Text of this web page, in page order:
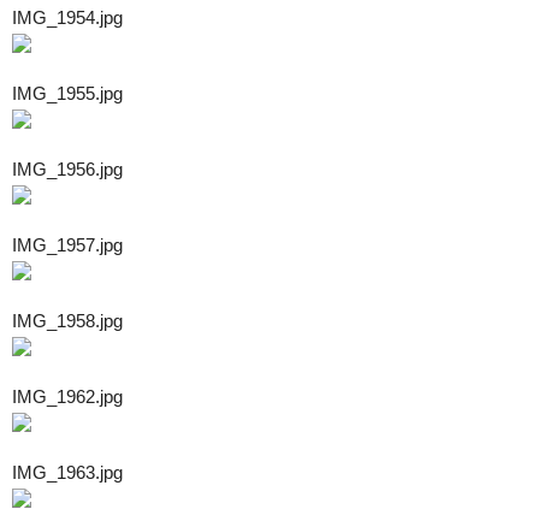
IMG_1954.jpg
IMG_1955.jpg
IMG_1956.jpg
IMG_1957.jpg
IMG_1958.jpg
IMG_1962.jpg
IMG_1963.jpg